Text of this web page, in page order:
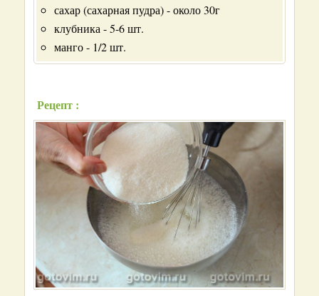
сахар (сахарная пудра) - около 30г
клубника - 5-6 шт.
манго - 1/2 шт.
Рецепт :